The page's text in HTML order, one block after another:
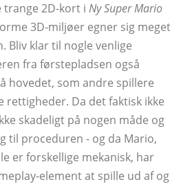
trange 2D-kort i Ny Super Mario
3D-miljøer egner sig meget
Bliv klar til nogle venlige
fra førstepladsen også
hovedet, som andre spillere
rettigheder. Da det faktisk ikke
skadeligt på nogen måde og
til proceduren - og da Mario,
er forskellige mekanisk, har
element at spille ud af og